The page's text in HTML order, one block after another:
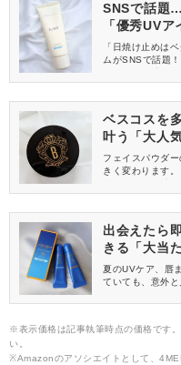
SNSで話題
「優秀UVア
「日焼け止めは
ムがSNSで話題
サラサラに。今
ベスコスを
叶う「大人
フェイスパウダ
きく変わります
紹介したいのが
出会えたら
きる「大当
夏のUVケア、唇
ていても、意外と
てみたのが、
リップをご紹介し
※表示価格は記事執筆時点の価格です
い。
※Amazonのアソシエイトとして、